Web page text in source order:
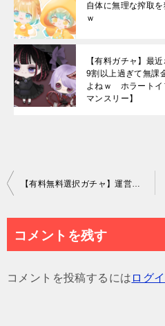
自体に無理な搾取
ｗ
【有料ガチャ】最
9割以上過ぎて無課
よねｗ ホラートイ
マンスリー】
投
ビ
【有料無料選択ガチャ】運営はホントにこれを回したいと思って製作したのか？ スターライトガチャの低クオリティに残念無念また来週~な件ｗ【数年前クオリティ】
コメントを残す
コメントを投稿するには ログ